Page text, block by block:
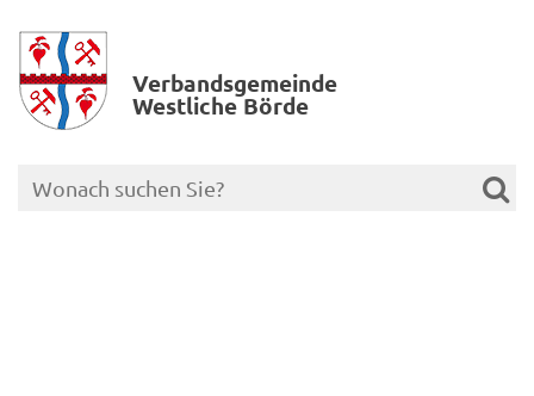
Verbands­gemeinde
Westliche Börde